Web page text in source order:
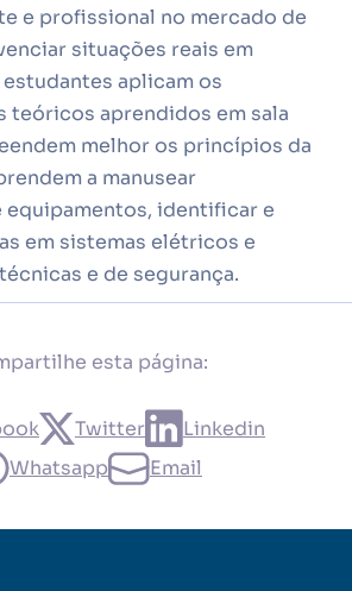
e profissional no mercado de
situações reais em
aplicam os
teóricos aprendidos em sala
melhor os princípios da
a manusear
identificar e
em sistemas elétricos e
e de segurança.
esta página:
Twitter
Linkedin
Whatsapp
Email